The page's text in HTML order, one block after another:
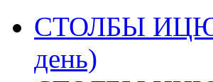
СТОЛБЫ
день)